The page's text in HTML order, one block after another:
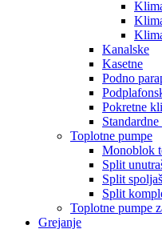
Kanalske
Kasetne
Podno
Pokretne
Toplotne pumpe
Monoblok
Split
Split
Split
Toplotne pumpe
Grejanje